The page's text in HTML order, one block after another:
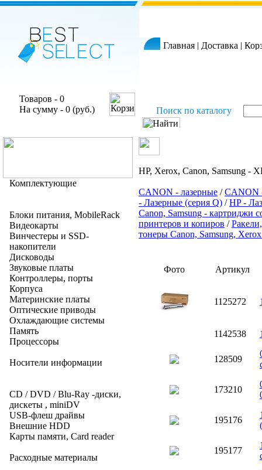
Главная | Доставка |
Товаров - 0
На сумму - 0 (руб.)
Поиск по каталогу
Комплектующие
Блоки питания, MobileRack
Видеокарты
Винчестеры и SSD-
накопители
Дисководы
Звуковые платы
Контроллеры, порты
Корпуса
Материнские платы
Оптические приводы
Охлаждающие системы
Память
Процессоры
Носители информации
CD / DVD / Blu-Ray -диски,
дискеты , miniDV
USB-флеш драйвы
Внешние HDD
Карты памяти, Card reader
Расходные материалы
HP, Xerox, Canon, Samsung -
CANON - лазерные /CANON
- Лазерные (серия Q) /HP -
Canon, Samsung - картриджи
принтеров и копиров /
тонеры Canon, Samsung,
Фото Артикул
1125272
1142538
128509
173210
195176
195177